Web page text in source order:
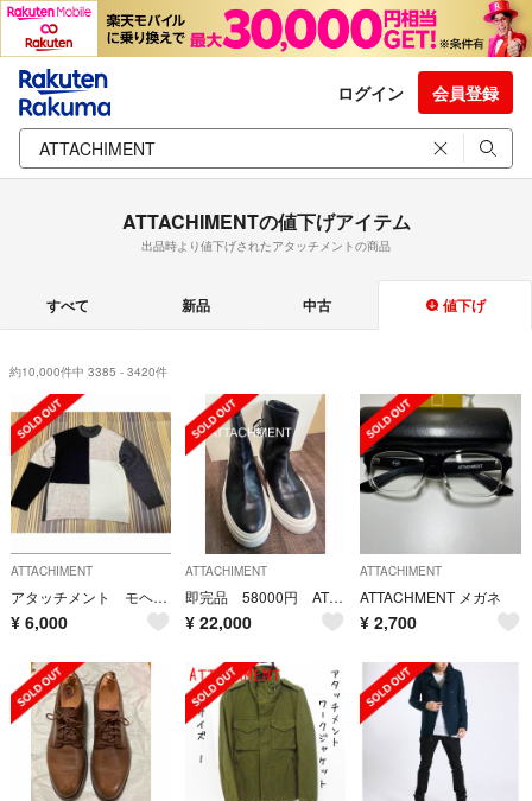
ログイン 会員登録
ATTACHIMENTの値下げアイテム
出品時より値下げされたアタッチメントの商品
すべて 新品 中古 値下げ
約10,000件中 3385 - 3420件
ATTACHIMENT
アタッチメント モヘアニット
¥ 6,000
ATTACHIMENT
即完品 58000円 ATTACHMENT レザースニーカー ブラック ジッパー
¥ 22,000
ATTACHIMENT
ATTACHMENT メガネ
¥ 2,700